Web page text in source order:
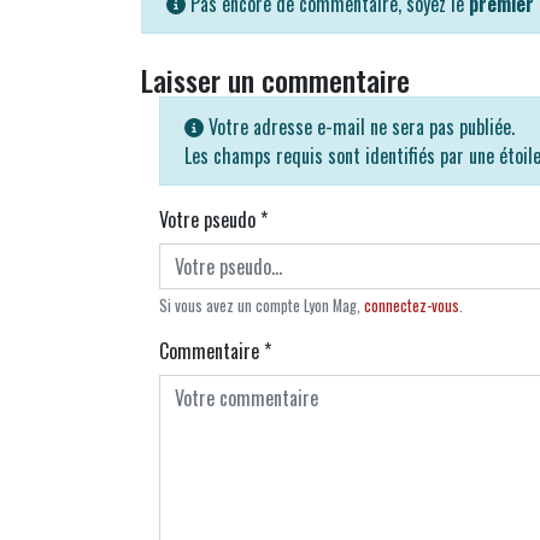
Laisser un commentaire
Votre adresse e-mail ne sera pas publiée.
Les champs requis sont identifiés par une étoile
Votre pseudo*
Si vous avez un compte Lyon Mag, connectez-vous.
Commentaire*